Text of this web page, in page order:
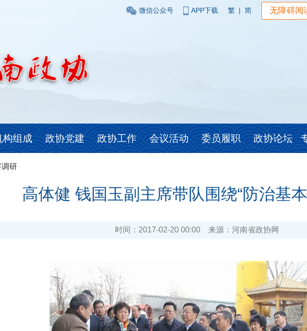
微信公众号 APP下载 繁 | 简 无障碍阅
构组成 政协党建 政协工作 会议活动 委员履职 政协论坛
研
高体健 钱国玉副主席带队围绕“防治基
时间： 2017-02-20 00:00 来源： 河南省政协网